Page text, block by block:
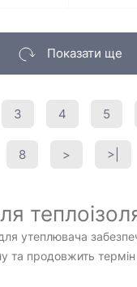
Показати ще
3 4 5
8 > >|
утеплювача
та продовжить